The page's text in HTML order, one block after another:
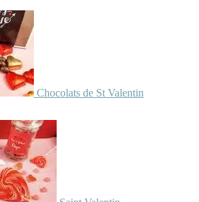
Chocolats de St Valentin